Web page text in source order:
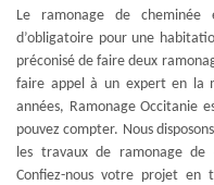
Le ramonage de cheminée
d’obligatoire pour une
préconisé de faire deux
faire appel à un expert en la
années, Ramonage Occitanie
pouvez compter. Nous
les travaux de ramonage de
Confiez-nous votre projet en